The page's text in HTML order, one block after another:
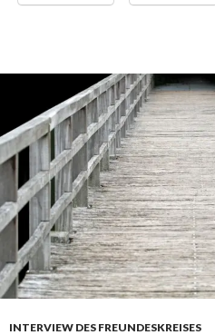
INTERVIEW DES FREUNDESKREISES